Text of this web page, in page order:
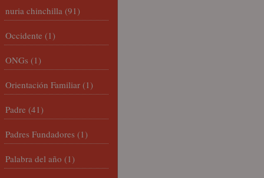
nuria chinchilla (91)
Occidente (1)
ONGs (1)
Orientación Familiar (1)
Padre (41)
Padres Fundadores (1)
Palabra del año (1)